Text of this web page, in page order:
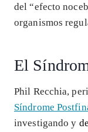
del “efecto
organismos
El
Phil Recchia,
Síndrome
investigando y